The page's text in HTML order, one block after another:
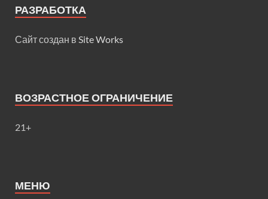
РАЗРАБОТКА
Сайт создан в Site Works
ВОЗРАСТНОЕ ОГРАНИЧЕНИЕ
21+
МЕНЮ